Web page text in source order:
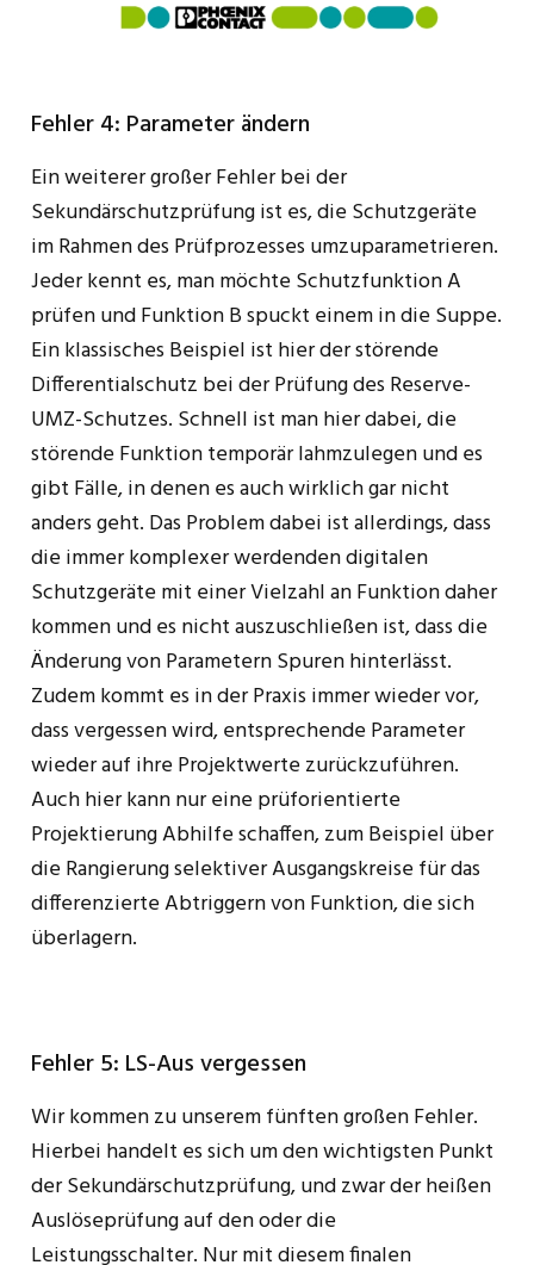
Fehler 4: Parameter ändern
Ein weiterer großer Fehler bei der
Sekundärschutzprüfung ist es, die Schutzgeräte
im Rahmen des Prüfprozesses umzuparametrieren.
Jeder kennt es, man möchte Schutzfunktion A
prüfen und Funktion B spuckt einem in die Suppe.
Ein klassisches Beispiel ist hier der störende
Differentialschutz bei der Prüfung des Reserve-
UMZ-Schutzes. Schnell ist man hier dabei, die
störende Funktion temporär lahmzulegen und es
gibt Fälle, in denen es auch wirklich gar nicht
anders geht. Das Problem dabei ist allerdings, dass
die immer komplexer werdenden digitalen
Schutzgeräte mit einer Vielzahl an Funktion daher
kommen und es nicht auszuschließen ist, dass die
Änderung von Parametern Spuren hinterlässt.
Zudem kommt es in der Praxis immer wieder vor,
dass vergessen wird, entsprechende Parameter
wieder auf ihre Projektwerte zurückzuführen.
Auch hier kann nur eine prüforientierte
Projektierung Abhilfe schaffen, zum Beispiel über
die Rangierung selektiver Ausgangskreise für das
differenzierte Abtriggern von Funktion, die sich
überlagern.
Fehler 5: LS-Aus vergessen
Wir kommen zu unserem fünften großen Fehler.
Hierbei handelt es sich um den wichtigsten Punkt
der Sekundärschutzprüfung, und zwar der heißen
Auslöseprüfung auf den oder die
Leistungsschalter. Nur mit diesem finalen